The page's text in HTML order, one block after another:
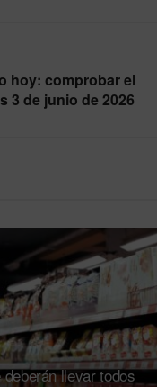
hoy: comprobar el
3 de junio de 2026
llevar todos